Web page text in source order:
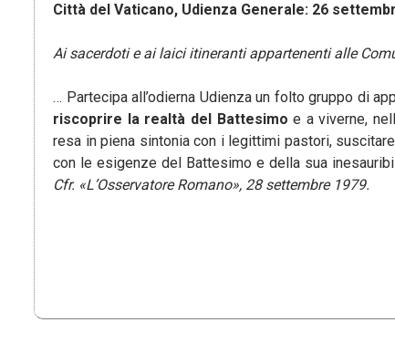
Città del Vaticano, Udienza Generale: 26
Ai sacerdoti e ai laici itineranti appartenenti alle
… Partecipa all’odierna Udienza un folto gruppo di
riscoprire la realtà del Battesimoe a viverne,
resa in piena sintonia con i legittimi pastori,
con le esigenze del Battesimo e della sua
Cfr. «L’Osservatore Romano», 28 settembre 1979.